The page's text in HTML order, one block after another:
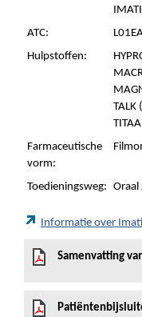
ATC:
Hulpstoffen:
TALK
Farmaceutische
vorm:
Toedieningsweg: Oraal
Informatie over
Samenvatting